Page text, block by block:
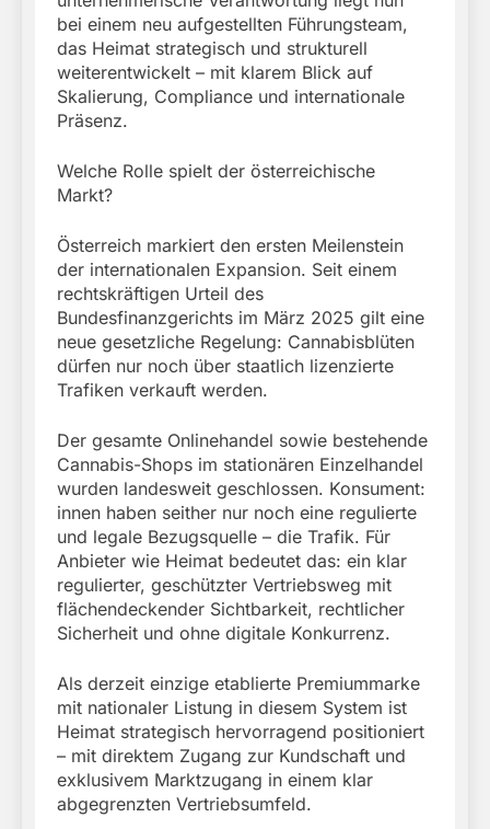
bei einem neu aufgestellten Führungsteam,
das Heimat strategisch und strukturell
weiterentwickelt – mit klarem Blick auf
Skalierung, Compliance und internationale
Präsenz.
Welche Rolle spielt der österreichische
Markt?
Österreich markiert den ersten Meilenstein
der internationalen Expansion. Seit einem
rechtskräftigen Urteil des
Bundesfinanzgerichts im März 2025 gilt eine
neue gesetzliche Regelung: Cannabisblüten
dürfen nur noch über staatlich lizenzierte
Trafiken verkauft werden.
Der gesamte Onlinehandel sowie bestehende
Cannabis-Shops im stationären Einzelhandel
wurden landesweit geschlossen. Konsument:
innen haben seither nur noch eine regulierte
und legale Bezugsquelle – die Trafik. Für
Anbieter wie Heimat bedeutet das: ein klar
regulierter, geschützter Vertriebsweg mit
flächendeckender Sichtbarkeit, rechtlicher
Sicherheit und ohne digitale Konkurrenz.
Als derzeit einzige etablierte Premiummarke
mit nationaler Listung in diesem System ist
Heimat strategisch hervorragend positioniert
– mit direktem Zugang zur Kundschaft und
exklusivem Marktzugang in einem klar
abgegrenzten Vertriebsumfeld.